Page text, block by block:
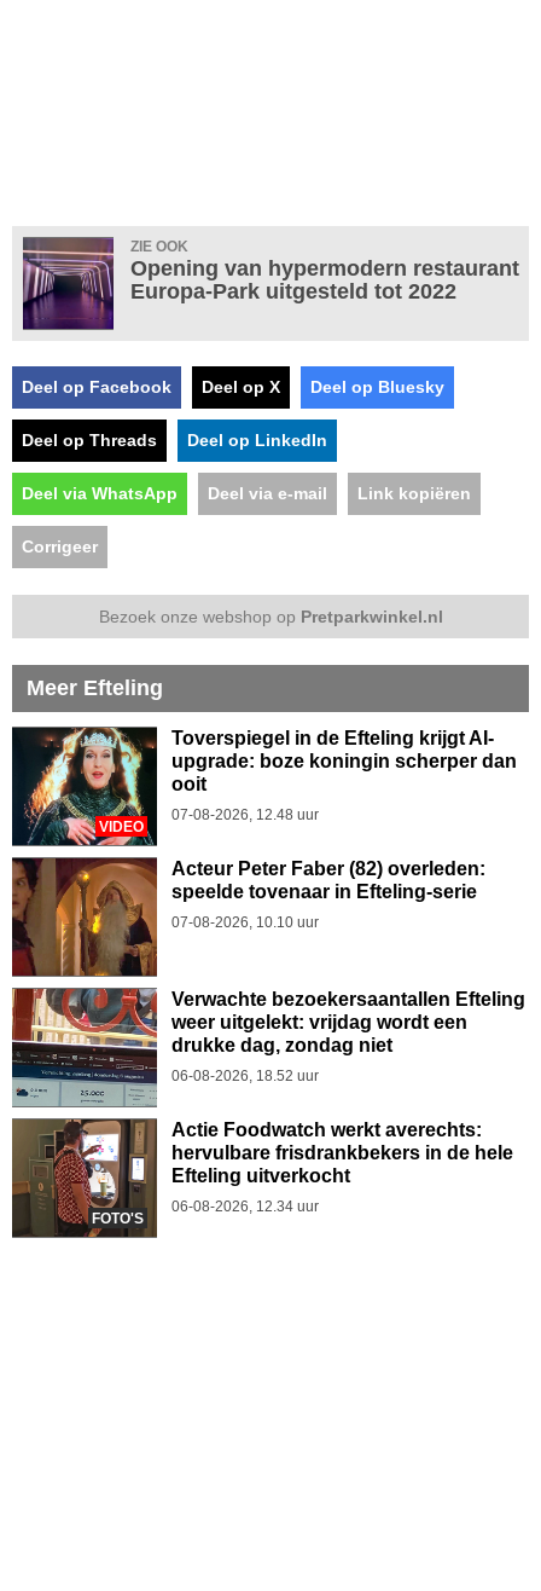
ZIE OOK
Opening van hypermodern restaurant
Europa-Park uitgesteld tot 2022
Deel op Facebook Deel op X Deel op Bluesky
Deel op Threads Deel op LinkedIn
Deel via WhatsApp Deel via e-mail Link kopiëren
Corrigeer
Bezoek onze webshop op Pretparkwinkel.nl
Meer Efteling
VIDEO
Toverspiegel in de Efteling krijgt AI-
upgrade: boze koningin scherper dan
ooit
07-08-2026, 12.48 uur
Acteur Peter Faber (82) overleden:
speelde tovenaar in Efteling-serie
07-08-2026, 10.10 uur
Verwachte bezoekersaantallen Efteling
weer uitgelekt: vrijdag wordt een
drukke dag, zondag niet
06-08-2026, 18.52 uur
FOTO'S
Actie Foodwatch werkt averechts:
hervulbare frisdrankbekers in de hele
Efteling uitverkocht
06-08-2026, 12.34 uur